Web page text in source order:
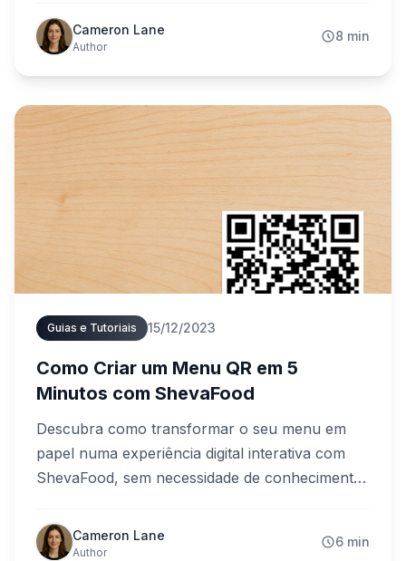
prático para verdadeiros proprietários de
restaurantes.
Cameron Lane
Author
8 min
Guias e Tutoriais 15/12/2023
Como Criar um Menu QR em 5
Minutos com ShevaFood
Descubra como transformar o seu menu em
papel numa experiência digital interativa com
ShevaFood, sem necessidade de conhecimentos
que revolucionaram a experiência dos seus
clientes.
Cameron Lane
Author
6 min